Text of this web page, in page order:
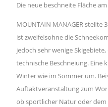
Die neue beschneite Fläche
MOUNTAIN MANAGER stellte
ist zweifelsohne die
jedoch sehr wenige
technische Beschneiung.
Winter wie im Sommer um.
Auftaktveranstaltung zum
ob sportlicher Natur oder